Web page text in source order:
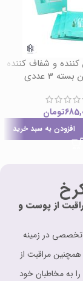
و شفاف کننده
3 عددی
تومان
افزودن به سبد خرید
از پوست و
ای و تخصصی در زمینه
مراقبت از
به مخاطبان خود